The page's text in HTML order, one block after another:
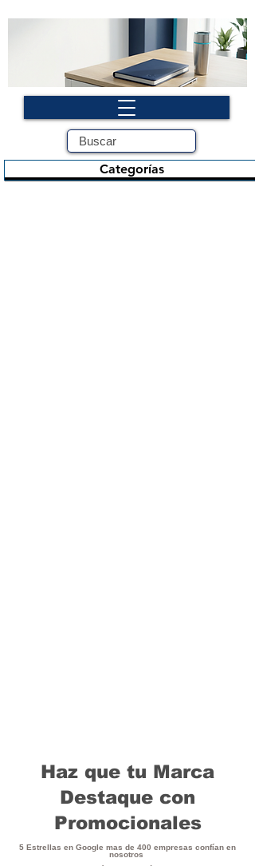
Categorías
5 Estrellas en Google mas de 400 empresas confían en
nosotros
Haz que tu Marca
Destaque con
Promocionales